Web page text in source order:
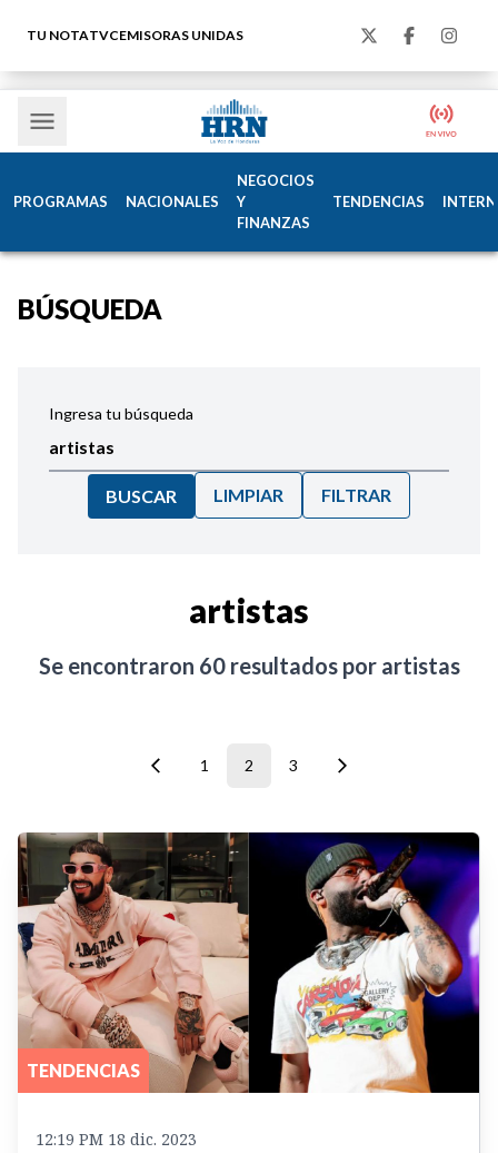
TU NOTATVCEMISORAS UNIDAS
PROGRAMAS NACIONALES
NEGOCIOS
Y
FINANZAS
TENDENCIAS
BÚSQUEDA
Ingresa tu búsqueda
BUSCAR LIMPIAR FILTRAR
artistas
Se encontraron 60resultados por artistas
1 2 3
TENDENCIAS
12:19 PM 18 dic. 2023